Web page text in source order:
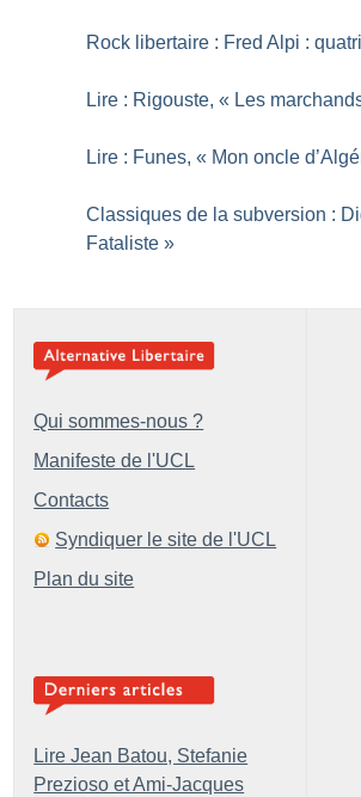
Rock libertaire : Fred Alpi :
Lire : Rigouste, « Les
Lire : Funes, « Mon oncle
Classiques de la subversion :
Fataliste »
Qui sommes-nous ?
Manifeste de l'UCL
Contacts
Syndiquer le site de l'UCL
Plan du site
Lire Jean Batou, Stefanie
Prezioso et Ami-Jacques